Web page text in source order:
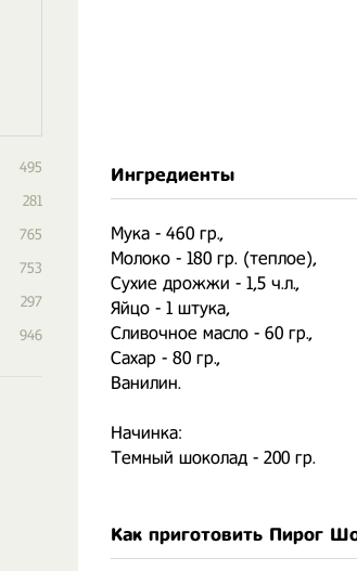
Ингредиенты
Мука - 460 гр.,
Молоко - 180 гр. (теплое),
Сухие дрожжи - 1,5 ч.л.,
Яйцо - 1 штука,
Сливочное масло - 60 гр.,
Сахар - 80 гр.,
Ванилин.
Начинка:
Темный шоколад - 200 гр.
Как приготовить Пирог
495
281
765
753
297
946